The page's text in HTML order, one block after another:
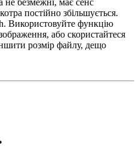
постійно збільшується.
Використовуйте функцію
або скористайтеся
розмір файлу, дещо